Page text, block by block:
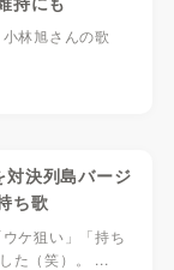
林旭さんの歌
対決列島バージ
ち歌
ケ狙い」「持ち
た（笑）。 ...